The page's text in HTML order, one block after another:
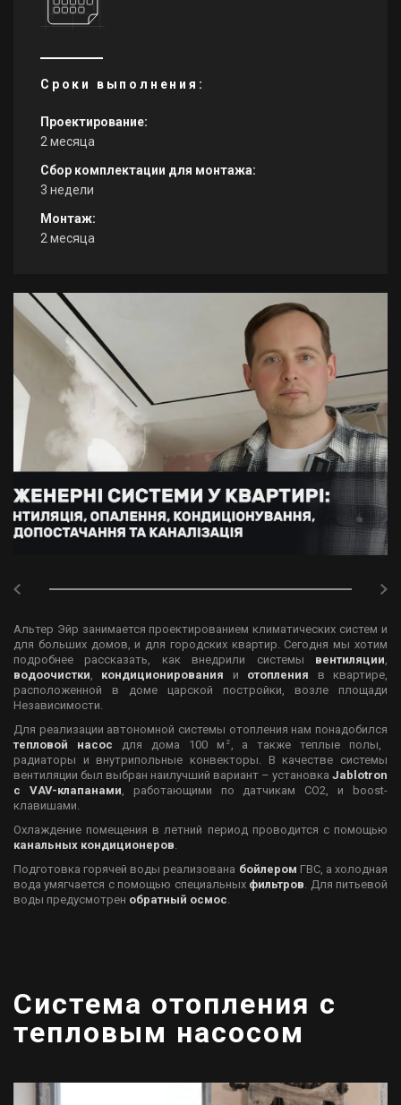
Сроки выполнения:
Проектирование:
2 месяца
Сбор комплектации для монтажа:
3 недели
Монтаж:
2 месяца
Альтер Эйр занимается проектированием климатических систем и
для больших домов, и для городских квартир. Сегодня мы хотим
подробнее рассказать, как внедрили системы вентиляции
водоочистки
кондиционирования и отопления в квартире,
расположенной в доме царской постройки, возле площади
Независимости.
Для реализации автономной системы отопления нам понадобился
тепловой насос для дома 100 м 2
, а также теплые полы,
радиаторы и внутрипольные конвекторы. В качестве системы
вентиляции был выбран наилучший вариант – установка Jablotron
с VAV-клапанами , работающими по датчикам CO2 , и boost-
клавишами.
Охлаждение помещения в летний период проводится с помощью
канальных кондиционеров
Подготовка горячей воды реализована бойлером ГВС, а холодная
вода умягчается с помощью специальных фильтров . Для питьевой
воды предусмотрен обратный осмос
Система отопления с
тепловым насосом